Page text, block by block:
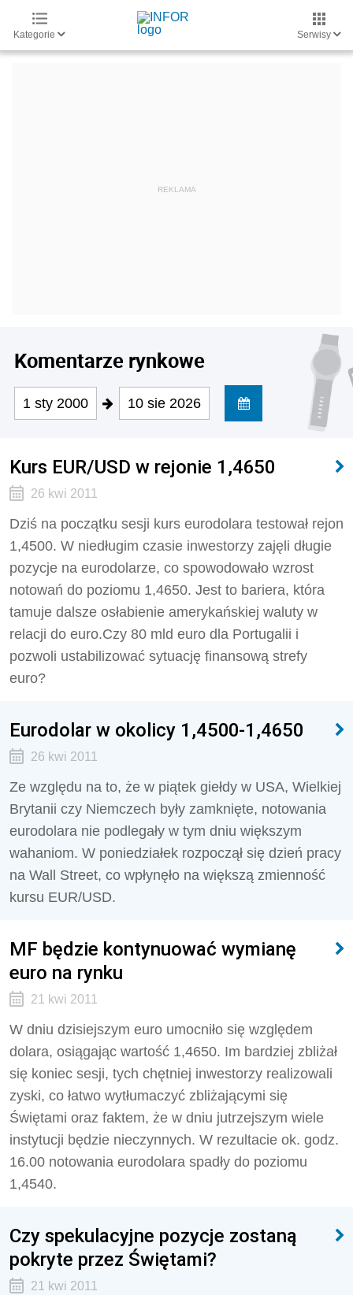
Kategorie Serwisy
Komentarze rynkowe
1 sty 2000 10 sie 2026
Kurs EUR/USD w rejonie 1,4650
26 kwi 2011
Dziś na początku sesji kurs eurodolara testował rejon
1,4500. W niedługim czasie inwestorzy zajęli długie
pozycje na eurodolarze, co spowodowało wzrost
notowań do poziomu 1,4650. Jest to bariera, która
tamuje dalsze osłabienie amerykańskiej waluty w
relacji do euro.Czy 80 mld euro dla Portugalii i
pozwoli ustabilizować sytuację finansową strefy
euro?
Eurodolar w okolicy 1,4500-1,4650
26 kwi 2011
Ze względu na to, że w piątek giełdy w USA, Wielkiej
Brytanii czy Niemczech były zamknięte, notowania
eurodolara nie podlegały w tym dniu większym
wahaniom. W poniedziałek rozpoczął się dzień pracy
na Wall Street, co wpłynęło na większą zmienność
kursu EUR/USD.
MF będzie kontynuować wymianę
euro na rynku
21 kwi 2011
W dniu dzisiejszym euro umocniło się względem
dolara, osiągając wartość 1,4650. Im bardziej zbliżał
się koniec sesji, tych chętniej inwestorzy realizowali
zyski, co łatwo wytłumaczyć zbliżającymi się
Świętami oraz faktem, że w dniu jutrzejszym wiele
instytucji będzie nieczynnych. W rezultacie ok. godz.
16.00 notowania eurodolara spadły do poziomu
1,4540.
Czy spekulacyjne pozycje zostaną
pokryte przez Świętami?
21 kwi 2011